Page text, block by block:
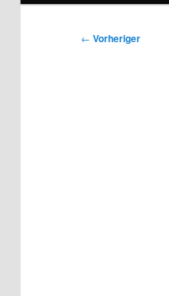
Beitragsnavigation
← Vorheriger